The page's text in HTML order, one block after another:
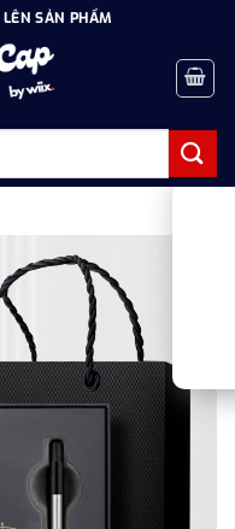
SẢN PHẨM